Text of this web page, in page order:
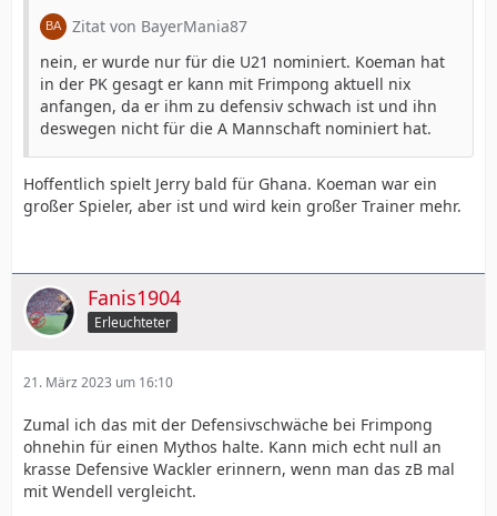
Zitat von BayerMania87
nein, er wurde nur für die U21 nominiert. Koeman hat
in der PK gesagt er kann mit Frimpong aktuell nix
anfangen, da er ihm zu defensiv schwach ist und ihn
deswegen nicht für die A Mannschaft nominiert hat.
Hoffentlich spielt Jerry bald für Ghana. Koeman war ein
großer Spieler, aber ist und wird kein großer Trainer mehr.
Fanis1904
Erleuchteter
21. März 2023 um 16:10
Zumal ich das mit der Defensivschwäche bei Frimpong
ohnehin für einen Mythos halte. Kann mich echt null an
krasse Defensive Wackler erinnern, wenn man das zB mal
mit Wendell vergleicht.